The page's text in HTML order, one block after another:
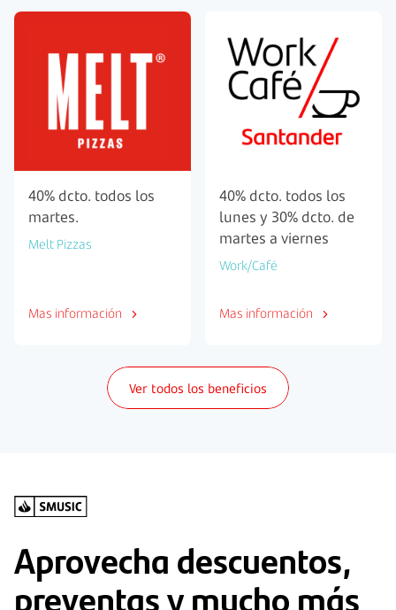
40% dcto. todos los
martes.
Melt Pizzas
Mas información
40% dcto. todos los
lunes y 30% dcto. de
martes a viernes
Work/Café
Mas información
Ver todos los beneficios
Aprovecha descuentos,
preventas y mucho más